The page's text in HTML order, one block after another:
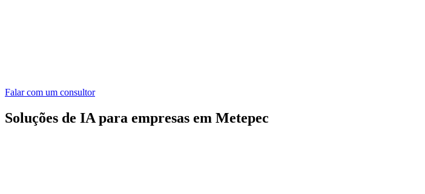
Falar com um consultor
Soluções de IA para empresas em Metepec